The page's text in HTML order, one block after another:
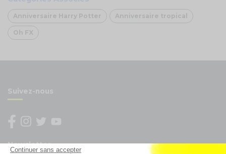
Continuer sans accepter
Anniversaire Harry Potter Anniversaire tropical
Oh FX
Suivez-nous
Newsletter